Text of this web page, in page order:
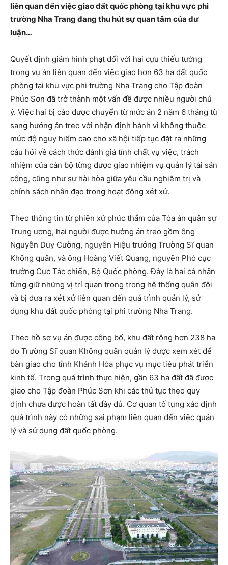
liên quan đến việc giao đất quốc phòng tại khu vực phi
trường Nha Trang đang thu hút sự quan tâm của dư
luận…
Quyết định giảm hình phạt đối với hai cựu thiếu tướng
trong vụ án liên quan đến việc giao hơn 63 ha đất quốc
phòng tại khu vực phi trường Nha Trang cho Tập đoàn
Phúc Sơn đã trở thành một vấn đề được nhiều người chú
ý. Việc hai bị cáo được chuyển từ mức án 2 năm 6 tháng tù
sang hưởng án treo với nhận định hành vi không thuộc
mức độ nguy hiểm cao cho xã hội tiếp tục đặt ra những
câu hỏi về cách thức đánh giá tính chất vụ việc, trách
nhiệm của cán bộ từng được giao nhiệm vụ quản lý tài sản
công, cũng như sự hài hòa giữa yêu cầu nghiêm trị và
chính sách nhân đạo trong hoạt động xét xử.
Theo thông tin từ phiên xử phúc thẩm của Tòa án quân sự
Trung ương, hai người được hưởng án treo gồm ông
Nguyễn Duy Cường, nguyên Hiệu trưởng Trường Sĩ quan
Không quân, và ông Hoàng Viết Quang, nguyên Phó cục
trưởng Cục Tác chiến, Bộ Quốc phòng. Đây là hai cá nhân
từng giữ những vị trí quan trọng trong hệ thống quân đội
và bị đưa ra xét xử liên quan đến quá trình quản lý, sử
dụng khu đất quốc phòng tại phi trường Nha Trang.
Theo hồ sơ vụ án được công bố, khu đất rộng hơn 238 ha
do Trường Sĩ quan Không quân quản lý được xem xét để
bàn giao cho tỉnh Khánh Hòa phục vụ mục tiêu phát triển
kinh tế. Trong quá trình thực hiện, gần 63 ha đất đã được
giao cho Tập đoàn Phúc Sơn khi các thủ tục theo quy
định chưa được hoàn tất đầy đủ. Cơ quan tố tụng xác định
quá trình này có những sai phạm liên quan đến việc quản
lý và sử dụng đất quốc phòng.